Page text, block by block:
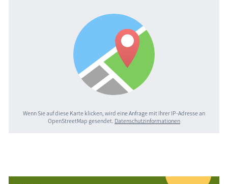
Wenn Sie auf diese Karte klicken, wird eine Anfrage mit Ihrer IP-Adresse an
OpenStreetMap gesendet. Datenschutzinformationen